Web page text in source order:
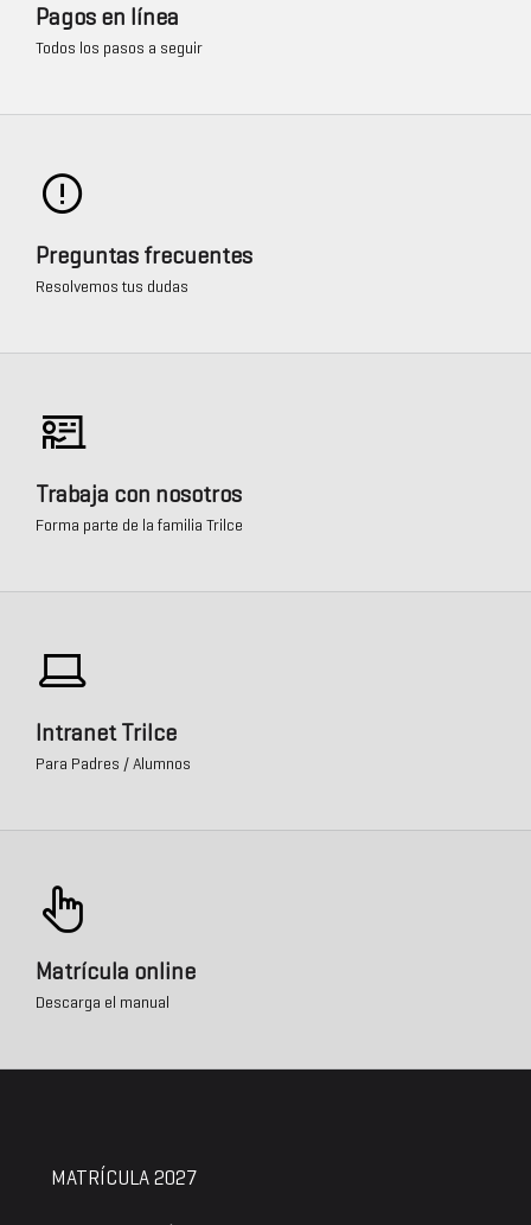
Pagos en línea
Todos los pasos a seguir
Preguntas frecuentes
Resolvemos tus dudas
Trabaja con nosotros
Forma parte de la familia Trilce
Intranet Trilce
Para Padres / Alumnos
Matrícula online
Descarga el manual
MATRÍCULA 2027